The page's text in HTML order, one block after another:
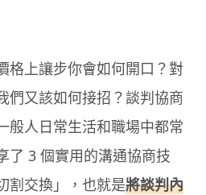
格上讓步你會如何開口？對
們又該如何接招？談判協商
般人日常生活和職場中都常
了 3 個實用的溝通協商技
割交換」，也就是將談判內